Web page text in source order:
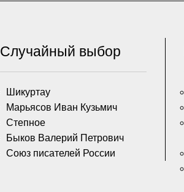
Случайный выбор
Шикуртау
Марьясов Иван Кузьмич
Степное
Быков Валерий Петрович
Союз писателей России